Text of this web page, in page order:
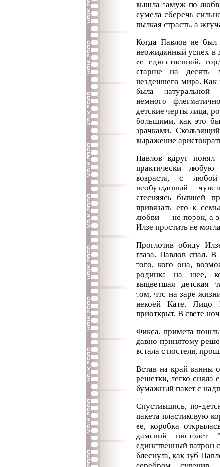
вышла замуж по
сумела сберечь
пылкая страсть, а
Когда Павлов не
неожиданный успех в
ее единственной,
старше на десять
нездешнего мира.
была натуральной
немного
детские черты лица,
большими, как это
зрачками.
выражение
Павлов вдруг
практически
возраста, с
необузданный
стесняясь бывшей
привязать его к
любви — не порок, а
Илзе простить не
Проглотив обиду
глаза. Павлов спал.
того, кого она,
родинка на шее,
выцветшая детская
том, что на заре
некоей Кате. Лицо
приоткрыт. В свете
Фикса, примета
давно принятому
встала с постели,
Встав на край ванны
решетки, легко сняла
бумажный пакет с
Спустившись, по-
пакета пластиковую
ее, коробка
дамский пистолет
единственный патрон
блеснула, как зуб